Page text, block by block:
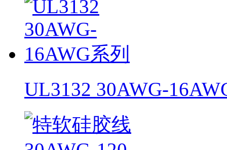
UL3132 30AWG-